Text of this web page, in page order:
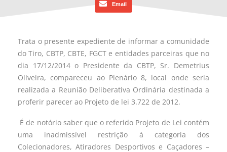
Email
Trata o presente expediente de informar a comunidade
do Tiro, CBTP, CBTE, FGCT e entidades parceiras que no
dia 17/12/2014 o Presidente da CBTP, Sr. Demetrius
Oliveira, compareceu ao Plenário 8, local onde seria
realizada a Reunião Deliberativa Ordinária destinada a
proferir parecer ao Projeto de lei 3.722 de 2012.
É de notório saber que o referido Projeto de Lei contém
uma inadmissível restrição à categoria dos
Colecionadores, Atiradores Desportivos e Caçadores –